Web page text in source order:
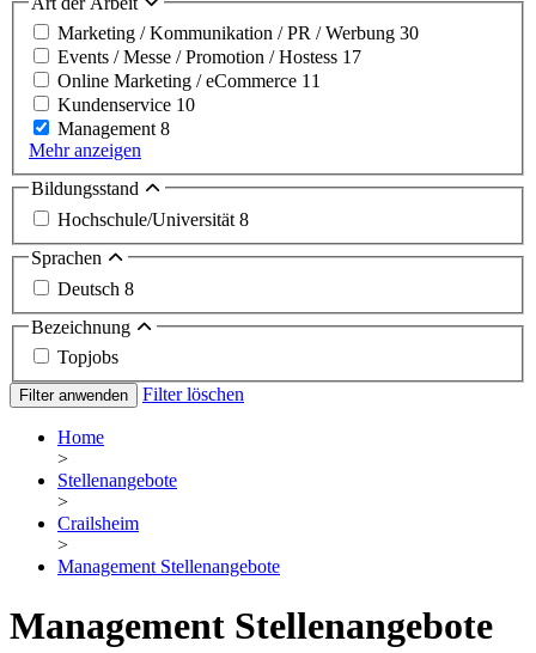
Marketing / Kommunikation / PR / Werbung 30
Events / Messe / Promotion / Hostess 17
Online Marketing / eCommerce 11
Kundenservice 10
Management8
Mehr anzeigen
Bildungsstand
Hochschule/Universität 8
Sprachen
Deutsch 8
Bezeichnung
Topjobs
Filter anwenden Filter löschen
Home
>
Stellenangebote
>
Crailsheim
>
Management Stellenangebote
Management Stellenangebote